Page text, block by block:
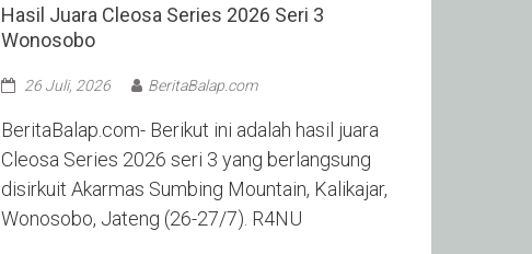
Hasil Juara Cleosa Series 2026 Seri 3
Wonosobo ‎
26 Juli, 2026 BeritaBalap.com
BeritaBalap.com- Berikut ini adalah hasil juara
Cleosa Series 2026 seri 3 yang berlangsung
disirkuit Akarmas Sumbing Mountain, Kalikajar,
Wonosobo, Jateng (26-27/7). R4NU